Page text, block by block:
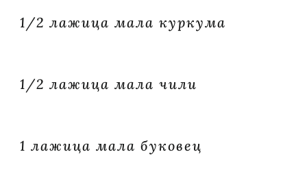
1/2 лажица мала куркума
1/2 лажица мала чили
1 лажица мала буковец